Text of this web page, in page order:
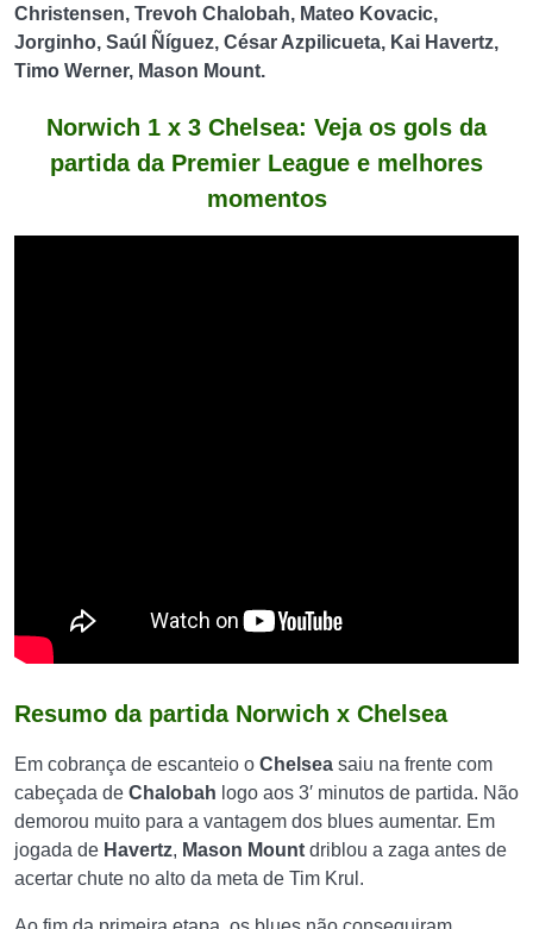
Christensen, Trevoh Chalobah, Mateo Kovacic,
Jorginho, Saúl Ñíguez, César Azpilicueta, Kai Havertz,
Timo Werner, Mason Mount.
Norwich 1 x 3 Chelsea: Veja os gols da
partida da Premier League e melhores
momentos
Resumo da partida Norwich x Chelsea
Em cobrança de escanteio o Chelsea saiu na frente com
cabeçada de Chalobah logo aos 3′ minutos de partida. Não
demorou muito para a vantagem dos blues aumentar. Em
jogada de Havertz, Mason Mount driblou a zaga antes de
acertar chute no alto da meta de Tim Krul.